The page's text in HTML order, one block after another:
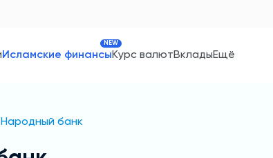
Исламские финансы
NEW
Курс валютВкладыЕщё
банк